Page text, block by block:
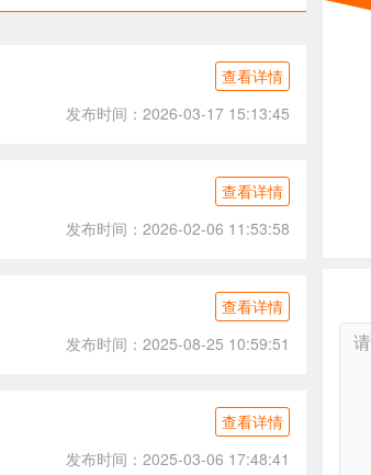
查看详情
发布时间：2026-03-17 15:13:45
查看详情
发布时间：2026-02-06 11:53:58
查看详情
发布时间：2025-08-25 10:59:51
查看详情
发布时间：2025-03-06 17:48:41